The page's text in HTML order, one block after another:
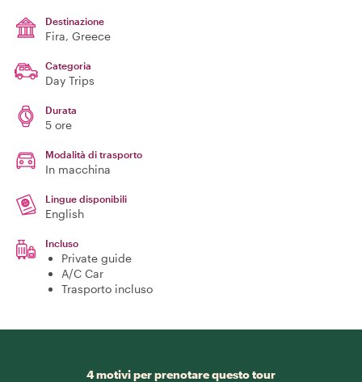
Destinazione
Fira, Greece
Categoria
Day Trips
Durata
5 ore
Modalità di trasporto
In macchina
Lingue disponibili
English
Incluso
Private guide
A/C Car
Trasporto incluso
4 motivi per prenotare questo tour